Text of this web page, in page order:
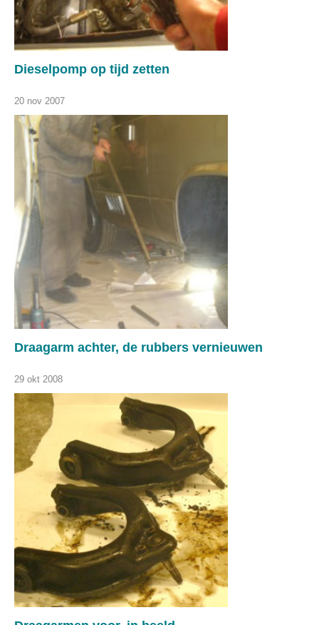
Dieselpomp op tijd zetten
20 nov 2007
Draagarm achter, de rubbers vernieuwen
29 okt 2008